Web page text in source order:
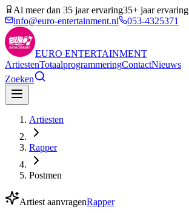
Al meer dan 35 jaar ervaring35+ jaar ervaring
info@euro-entertainment.nl
053-4325371
EURO ENTERTAINMENT
ArtiestenTotaalprogrammeringContactNieuws
Zoeken
Artiesten
Rapper
Postmen
Artiest aanvragenRapper